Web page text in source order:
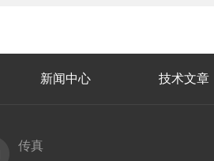
新闻中心 技术文章
传真